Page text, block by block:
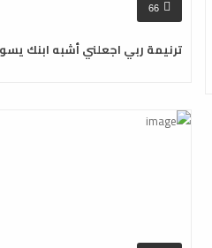
66
ترنيمة ربي اجعلني أشبه ابنك